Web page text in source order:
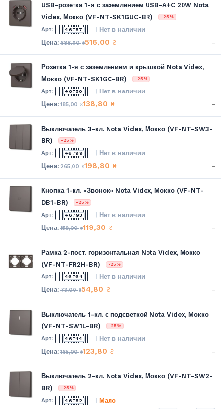
USB-розетка 1-я с заземлением USB-A+C 20W Nota
Videx, Мокко (VF-NT-SK1GUC-BR)
-25%
46757 Нет в наличии
688,00₴516,00 ₴ -
Розетка 1-я с заземлением и крышкой Nota Videx,
Мокко (VF-NT-SK1GC-BR)
-25%
46750 Нет в наличии
185,00₴138,80 ₴ -
Выключатель 3-кл. Nota Videx, Мокко (VF-NT-SW3-
BR)
-25%
46799 Нет в наличии
265,00₴198,80 ₴ -
Кнопка 1-кл. «Звонок» Nota Videx, Мокко (VF-NT-
DB1-BR)
-25%
46793 Нет в наличии
159,00₴119,30 ₴ -
Рамка 2-пост. горизонтальная Nota Videx, Мокко
(VF-NT-FR2H-BR)
-25%
46764 Нет в наличии
73,00₴54,80 ₴ -
Выключатель 1-кл. с подсветкой Nota Videx, Мокко
(VF-NT-SW1L-BR)
-25%
46744 Нет в наличии
165,00₴123,80 ₴ -
Выключатель 2-кл. Nota Videx, Мокко (VF-NT-SW2-
BR)
-25%
46752 Мало